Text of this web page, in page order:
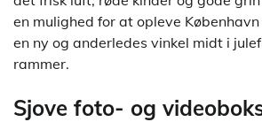
en mulighed for at opleve
en ny og anderledes vinkel midt i
rammer.
Sjove foto- og